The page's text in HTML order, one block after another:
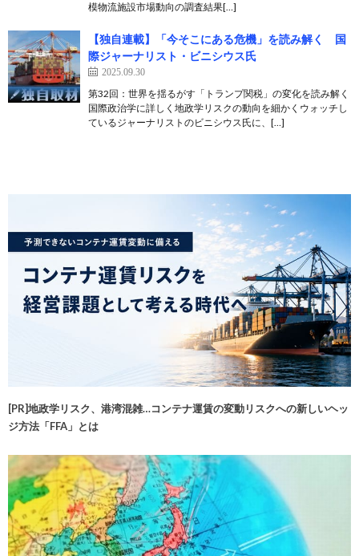
模物流施設市場動向の調査結果[…]
【独自連載】「今そこにある危機」を読み解く 国
際ジャーナリスト・ビニシウス氏
2025.09.30
第32回：世界を揺るがす「トランプ関税」の変化を読み解く
国際政治学に詳しく地政学リスクの動向を細かくウォッチし
ているジャーナリストのビニシウス氏に、[…]
[PR]地政学リスク、港湾混雑…コンテナ運賃の変動リスクへの新しいヘッ
ジ方法「FFA」とは